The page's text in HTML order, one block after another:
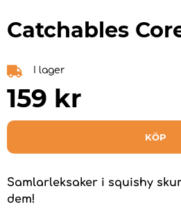
Catchables
I lager
159 kr
KÖP
Samlarleksaker i squishy
dem!